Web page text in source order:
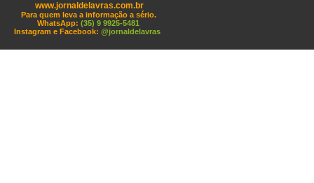
www.jornaldelavras.com.br
Para quem leva a informação a sério.
WhatsApp: (35) 9 9925-5481
Instagram e Facebook: @jornaldelavras